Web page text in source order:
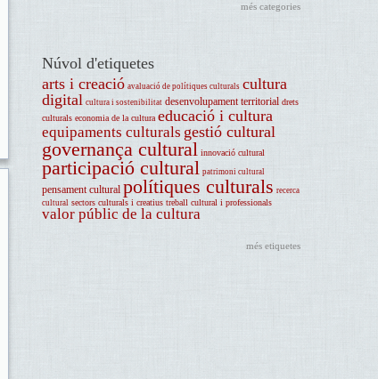
més categories
Núvol d'etiquetes
arts i creació avaluació de polítiques culturals cultura
digital cultura i sostenibilitat desenvolupament territorial drets
culturals economia de la cultura educació i cultura
equipaments culturals gestió cultural
governança cultural innovació cultural
participació cultural patrimoni cultural
pensament cultural polítiques culturals recerca
cultural sectors culturals i creatius treball cultural i professionals
valor públic de la cultura
més etiquetes